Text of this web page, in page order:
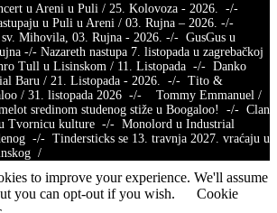
u Areni u Puli / 25. Kolovoza - 2026. -/-
u Puli u Areni / 03. Rujna – 2026. -/-
Mihovila, 03. Rujna - 2026. -/- GusGus u
-/- Nazareth nastupa 7. listopada u zagrebačkoj
Tull u Lisinskom / 11. Listopada -/- Danko
Baru / 21. Listopada - 2026. -/- Tito &
/ 31. listopada 2026 -/- Tommy Emmanuel /
sredinom studenog stiže u Boogaloo! -/- Clan
Tvornicu kulture -/- Monolord u Industrial
-/- Tindersticks se 13. travnja 2027. vraćaju u
/
to improve your experience. We'll assume
you can opt-out if you wish.
Cookie